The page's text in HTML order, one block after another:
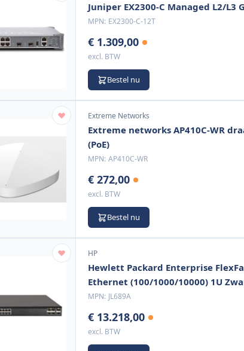
Juniper EX2300-C Managed L2/
MPN: EX2300-C-12T
€ 1.309,00
excl. BTW
Bestel nu
Extreme Networks
Extreme networks AP410C-WR
(PoE)
MPN: AP410C-WR
€ 272,00
excl. BTW
Bestel nu
HP
Hewlett Packard Enterprise
Ethernet (100/1000/10000) 1U
MPN: JL689A
€ 13.218,00
excl. BTW